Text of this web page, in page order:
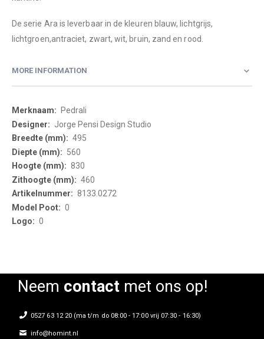
De serie Ara is leverbaar in de kleuren blauw, lichtgrijs,
lichtgroen,antraciet, zwart, wit, bruin, zand en rood.
MORE INFORMATION
More
Information
Pedrali
Jorge Pensi Design Studio
495
560
830
460
8133.0272
0
0
Neem contactmet ons op!
0527 63 12 20 (ma t/m do 08:00 - 17:00 vrij 07:30 - 16:30)
info@homint.nl